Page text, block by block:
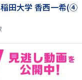
稲田大学 香西一希(④